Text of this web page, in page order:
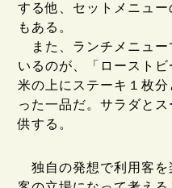
する他、セットメニュ
もある。
また、ランチメニュー
いるのが、「ロースト
米の上にステーキ１枚
った一品だ。サラダと
供する。
独自の発想で利用客を